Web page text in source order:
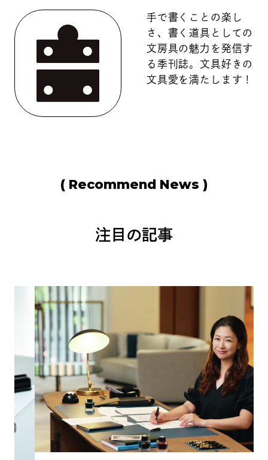
( Recommend News )
注目の記事
手で書くことの楽し
さ、書く道具としての
文房具の魅力を発信す
る季刊誌。文具好きの
文具愛を満たします！